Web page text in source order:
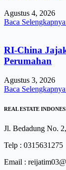
Agustus 4, 2026
Baca
RI-China
Perumahan
Agustus 3, 2026
Baca
REAL ESTATE
Jl. Bedadung No.
Telp : 0315631275
Email :